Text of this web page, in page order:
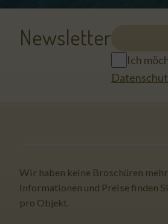
Newsletter
Ich
Wir haben keine Broschüren
Informationen und Preise finden
pro Objekt.